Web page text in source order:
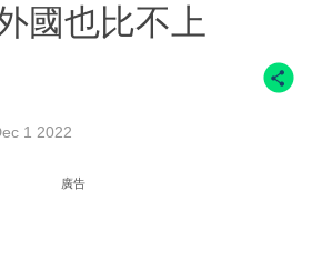
國也比不上
1 2022
廣告